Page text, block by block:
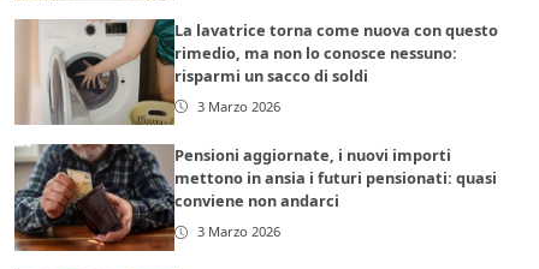
La lavatrice torna come nuova con questo
rimedio, ma non lo conosce nessuno:
risparmi un sacco di soldi
3 Marzo 2026
Pensioni aggiornate, i nuovi importi
mettono in ansia i futuri pensionati: quasi
conviene non andarci
3 Marzo 2026